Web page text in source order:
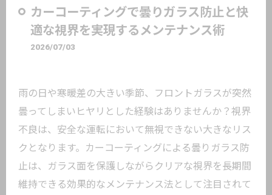
カーコーティングで曇りガラス防止と快
適な視界を実現するメンテナンス術
2026/07/03
雨の日や寒暖差の大きい季節、フロントガラスが突然
曇ってしまいヒヤリとした経験はありませんか？視界
不良は、安全な運転において無視できない大きなリス
クとなります。カーコーティングによる曇りガラス防
止は、ガラス面を保護しながらクリアな視界を長期間
維持できる効果的なメンテナンス法として注目されて